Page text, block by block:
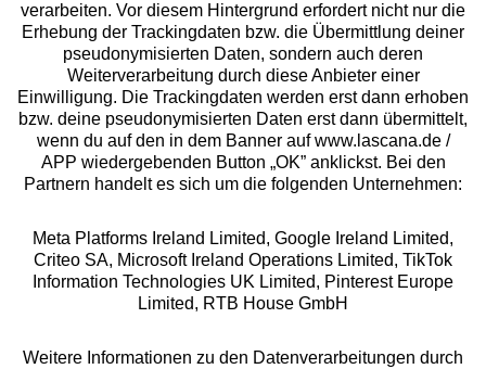
Beratung
Über uns
Rechtliches
Alle Preise inkl. MwSt., zzgl.
Versandkosten
** Bonität vorausgesetzt, berechtigt zur Bonitätsprüfung
verarbeiten. Vor diesem Hintergrund erfordert nicht nur die
Erhebung der Trackingdaten bzw. die Übermittlung deiner
pseudonymisierten Daten, sondern auch deren
Weiterverarbeitung durch diese Anbieter einer
Einwilligung. Die Trackingdaten werden erst dann erhoben
bzw. deine pseudonymisierten Daten erst dann übermittelt,
wenn du auf den in dem Banner auf www.lascana.de /
APP wiedergebenden Button „OK” anklickst. Bei den
Partnern handelt es sich um die folgenden Unternehmen:
Meta Platforms Ireland Limited, Google Ireland Limited,
Criteo SA, Microsoft Ireland Operations Limited, TikTok
Information Technologies UK Limited, Pinterest Europe
Limited, RTB House GmbH
Weitere Informationen zu den Datenverarbeitungen durch